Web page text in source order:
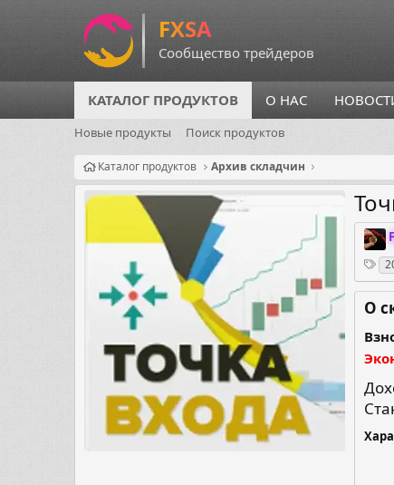
КАТАЛОГ ПРОДУКТОВ О НАС
Новые продукты Поиск продуктов
Каталог продуктов Архив складчин
г
а
н
и
з
т
о
О